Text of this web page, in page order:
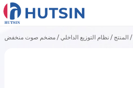
المنزل
/المنتج /نظام التوزيع الداخلي /مضخم صوت منخفض